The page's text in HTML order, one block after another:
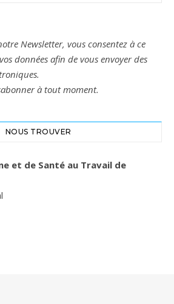
Newsletter, vous consentez à ce
données afin de vous envoyer des
à tout moment.
NOUS TROUVER
et de Santé au Travail de